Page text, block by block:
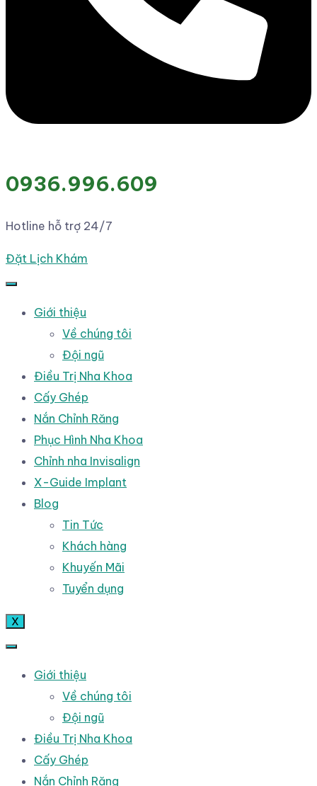
0936.996.609
Hotline hỗ trợ 24/7
Đặt Lịch Khám
Giới thiệu
Về chúng tôi
Đội ngũ
Điều Trị Nha Khoa
Cấy Ghép
Nắn Chỉnh Răng
Phục Hình Nha Khoa
Chỉnh nha Invisalign
X-Guide Implant
Blog
Tin Tức
Khách hàng
Khuyến Mãi
Tuyển dụng
X
Giới thiệu
Về chúng tôi
Đội ngũ
Điều Trị Nha Khoa
Cấy Ghép
Nắn Chỉnh Răng